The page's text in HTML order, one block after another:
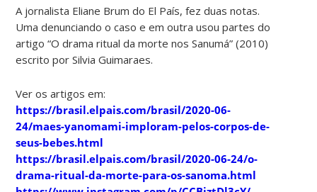
A jornalista Eliane Brum do El País, fez duas notas.
Uma denunciando o caso e em outra usou partes do
artigo “O drama ritual da morte nos Sanumá” (2010)
escrito por Silvia Guimaraes.
Ver os artigos em:
https://brasil.elpais.com/brasil/2020-06-
24/maes-yanomami-imploram-pelos-corpos-de-
seus-bebes.html
https://brasil.elpais.com/brasil/2020-06-24/o-
drama-ritual-da-morte-para-os-sanoma.html